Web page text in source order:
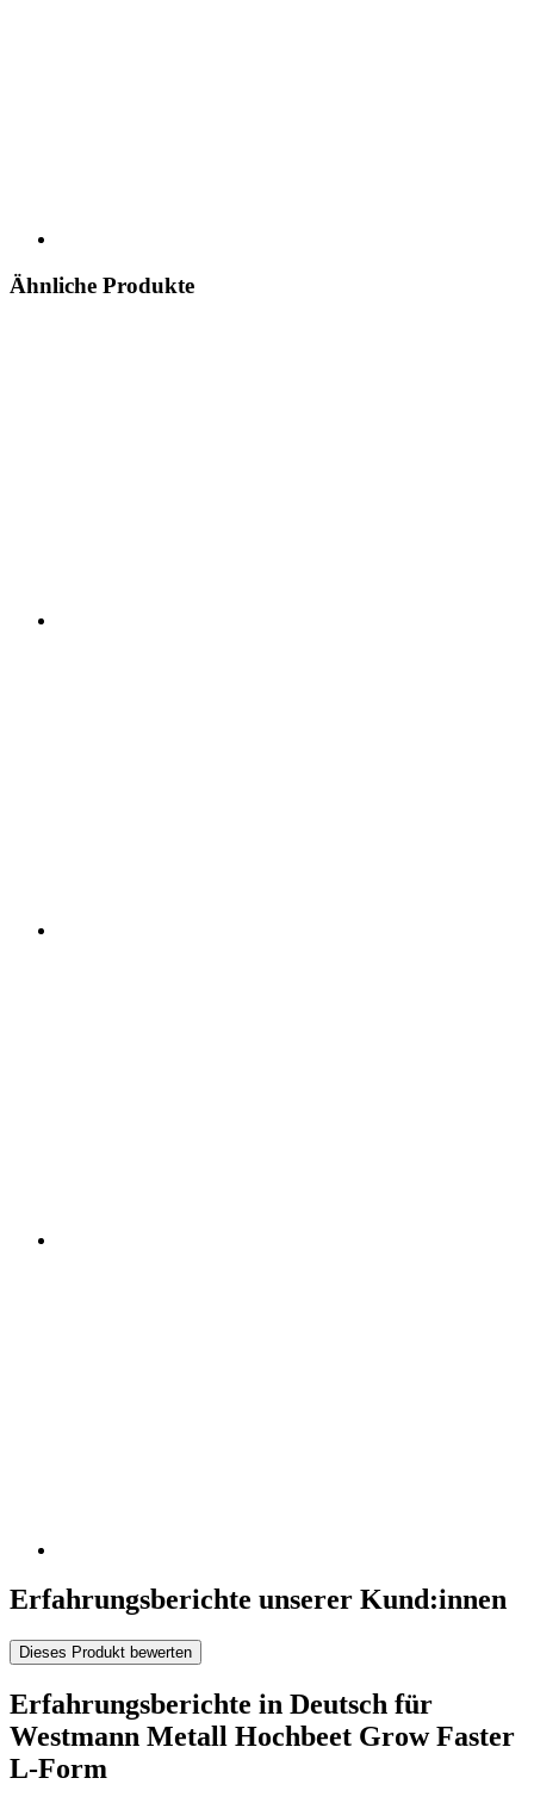
Ähnliche Produkte
Erfahrungsberichte unserer Kund:innen
Dieses Produkt bewerten
Erfahrungsberichte in Deutsch für
Westmann Metall Hochbeet Grow Faster
L-Form